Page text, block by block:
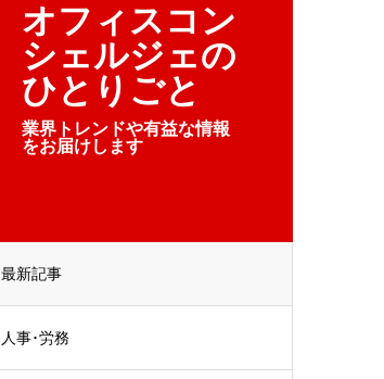
オフィスコン
シェルジェの
ひとりごと
業界トレンドや有益な情報
をお届けします
最新記事
人事･労務